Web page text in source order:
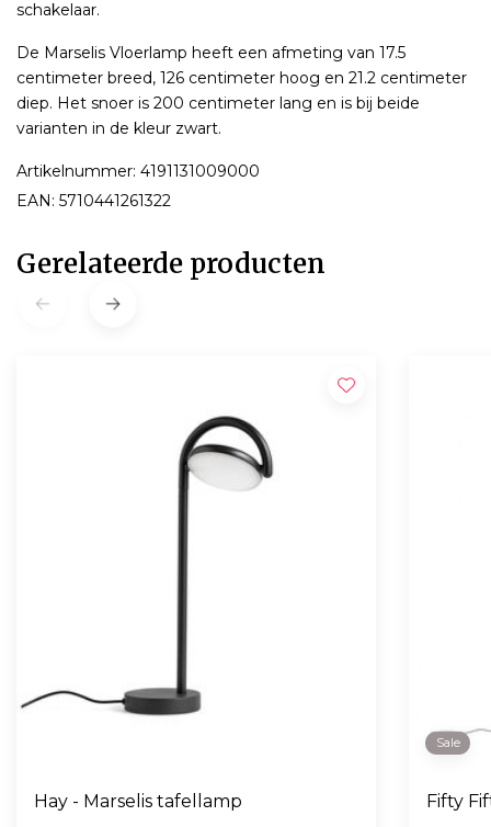
schakelaar.
De Marselis Vloerlamp heeft een afmeting van 17.5
centimeter breed, 126 centimeter hoog en 21.2 centimeter
diep. Het snoer is 200 centimeter lang en is bij beide
varianten in de kleur zwart.
Artikelnummer: 4191131009000
EAN: 5710441261322
Gerelateerde producten
Hay - Marselis tafellamp
Sale
Fifty